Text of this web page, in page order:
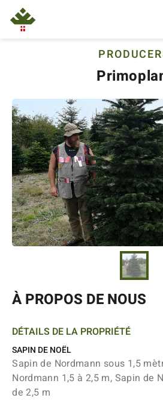
À PROPOS DE NOUS
DÉTAILS DE LA PROPRIÉTÉ
SAPIN DE NOËL
Sapin de Nordmann sous 1,5
Nordmann 1,5 à 2,5 m, Sapin de
de 2,5 m